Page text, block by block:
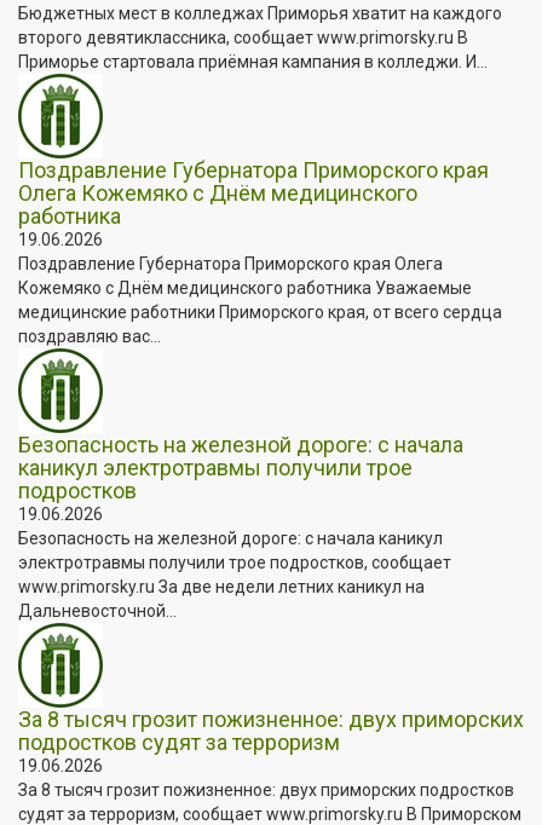
Бюджетных мест в колледжах Приморья хватит на каждого
второго девятиклассника, сообщает www.primorsky.ru В
Приморье стартовала приёмная кампания в колледжи. И...
Поздравление Губернатора Приморского края
Олега Кожемяко с Днём медицинского
работника
19.06.2026
Поздравление Губернатора Приморского края Олега
Кожемяко с Днём медицинского работника Уважаемые
медицинские работники Приморского края, от всего сердца
поздравляю вас...
Безопасность на железной дороге: с начала
каникул электротравмы получили трое
подростков
19.06.2026
Безопасность на железной дороге: с начала каникул
электротравмы получили трое подростков, сообщает
www.primorsky.ru За две недели летних каникул на
Дальневосточной...
За 8 тысяч грозит пожизненное: двух приморских
подростков судят за терроризм
19.06.2026
За 8 тысяч грозит пожизненное: двух приморских подростков
судят за терроризм, сообщает www.primorsky.ru В Приморском